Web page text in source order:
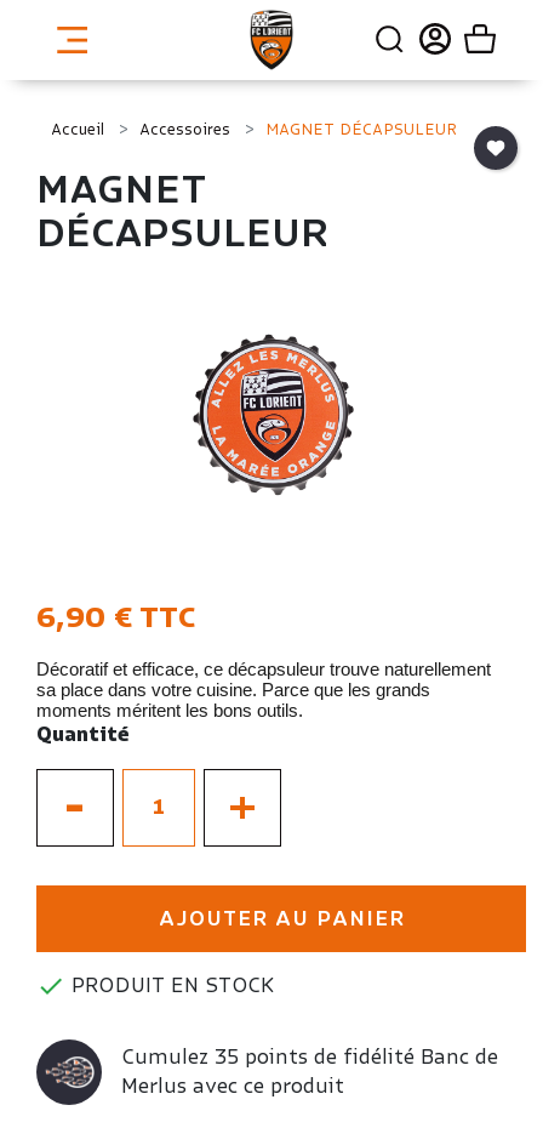
Accueil Accessoires MAGNET DÉCAPSULEUR
MAGNET
DÉCAPSULEUR
6,90 € TTC
Décoratif et efficace, ce décapsuleur trouve naturellement
sa place dans votre cuisine. Parce que les grands
moments méritent les bons outils.
Quantité
- +
AJOUTER AU PANIER
 PRODUIT EN STOCK
Cumulez 35 points de fidélité Banc de
Merlus avec ce produit